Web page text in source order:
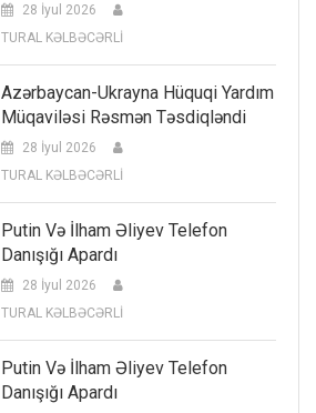
28 İyul 2026
TURAL KƏLBƏCƏRLİ
Azərbaycan-Ukrayna Hüquqi Yardım
Müqaviləsi Rəsmən Təsdiqləndi
28 İyul 2026
TURAL KƏLBƏCƏRLİ
Putin Və İlham Əliyev Telefon
Danışığı Apardı
28 İyul 2026
TURAL KƏLBƏCƏRLİ
Putin Və İlham Əliyev Telefon
Danışığı Apardı